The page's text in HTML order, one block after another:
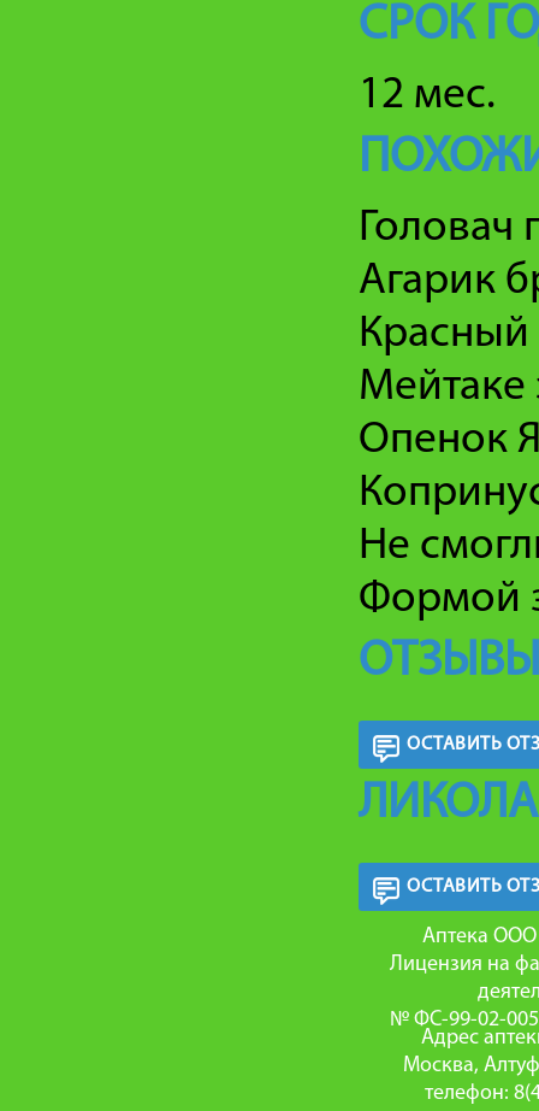
СРОК
12 мес.
Головач
Агарик
Красный
Мейтаке
Опенок
Не
Формой
ОСТАВИТЬ
ОСТАВИТЬ
Аптека
Лицензия на
№ ФС-99-02-
Адрес
Москва,
телефон: